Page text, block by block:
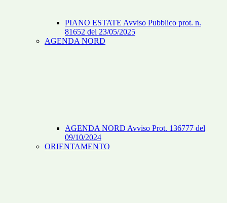
PIANO ESTATE Avviso Pubblico prot. n.
81652 del 23/05/2025
AGENDA NORD
AGENDA NORD Avviso Prot. 136777 del
09/10/2024
ORIENTAMENTO